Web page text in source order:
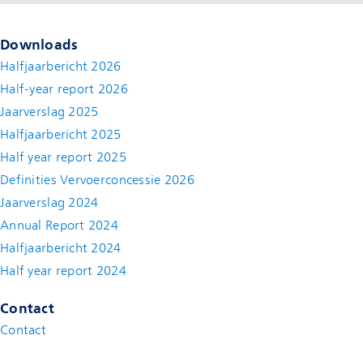
Downloads
Halfjaarbericht 2026
Half-year report 2026
Jaarverslag 2025
Halfjaarbericht 2025
Half year report 2025
Definities Vervoerconcessie 2026
Jaarverslag 2024
Annual Report 2024
Halfjaarbericht 2024
Half year report 2024(new window)
Contact
Contact